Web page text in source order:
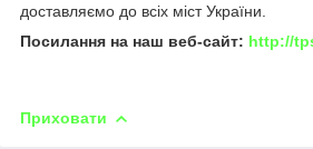
доставляємо до всіх міст України.
Посилання на наш веб-сайт: http://
Приховати